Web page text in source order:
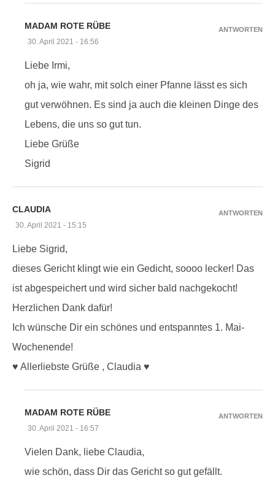
MADAM ROTE RÜBE
30. April 2021 - 16:56
Liebe Irmi,
oh ja, wie wahr, mit solch einer Pfanne lässt es sich
gut verwöhnen. Es sind ja auch die kleinen Dinge des
Lebens, die uns so gut tun.
Liebe Grüße
Sigrid
ANTWORTEN
CLAUDIA
30. April 2021 - 15:15
Liebe Sigrid,
dieses Gericht klingt wie ein Gedicht, soooo lecker! Das
ist abgespeichert und wird sicher bald nachgekocht!
Herzlichen Dank dafür!
Ich wünsche Dir ein schönes und entspanntes 1. Mai-
Wochenende!
♥️ Allerliebste Grüße , Claudia ♥️
ANTWORTEN
MADAM ROTE RÜBE
30. April 2021 - 16:57
Vielen Dank, liebe Claudia,
wie schön, dass Dir das Gericht so gut gefällt.
ANTWORTEN